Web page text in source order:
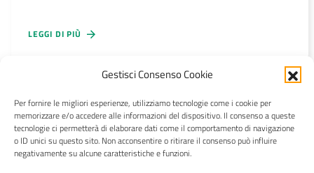
Gestisci Consenso Cookie
Per fornire le migliori esperienze, utilizziamo tecnologie come i cookie per
memorizzare e/o accedere alle informazioni del dispositivo. Il consenso a queste
tecnologie ci permetterà di elaborare dati come il comportamento di navigazione
o ID unici su questo sito. Non acconsentire o ritirare il consenso può influire
negativamente su alcune caratteristiche e funzioni.
LEGGI DI PIÙ
CRAL Ateneo Pavia APS